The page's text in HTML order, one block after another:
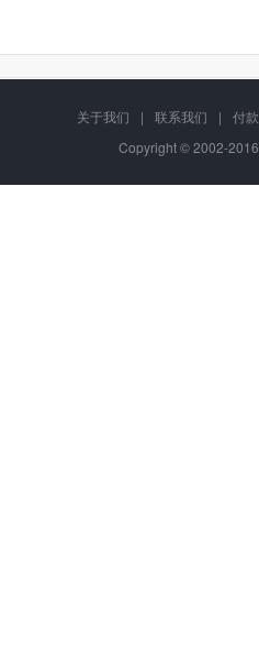
关于我们 | 联系我们 |
付
Copyright © 2002-